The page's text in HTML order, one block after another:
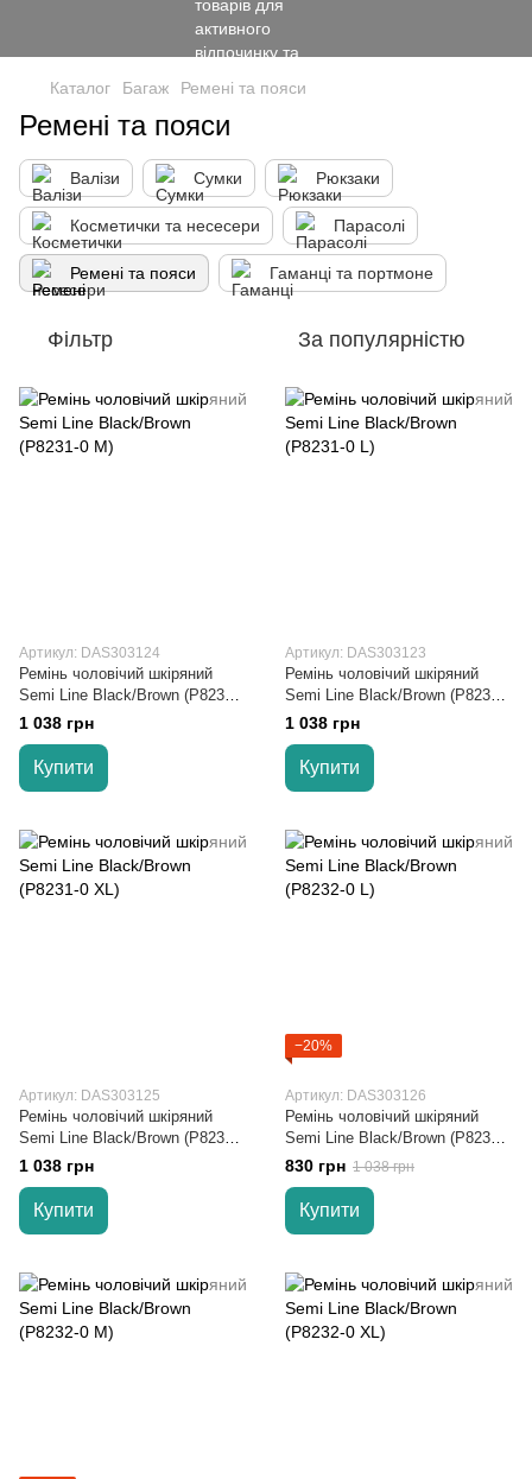
Каталог Багаж Ремені та пояси
Ремені та пояси
Валізи Сумки Рюкзаки
Косметички та несесери Парасолі
Ремені та пояси Гаманці та портмоне
Фільтр За популярністю
Артикул: DAS303124
Ремінь чоловічий шкіряний
Semi Line Black/Brown (P8231-0
M)
1 038 грн
Купити
Артикул: DAS303123
Ремінь чоловічий шкіряний
Semi Line Black/Brown (P8231-0
L)
1 038 грн
Купити
Артикул: DAS303125
Ремінь чоловічий шкіряний
Semi Line Black/Brown (P8231-0
XL)
1 038 грн
Купити
−20%
Артикул: DAS303126
Ремінь чоловічий шкіряний
Semi Line Black/Brown (P8232-0
L)
830 грн 1 038 грн
Купити